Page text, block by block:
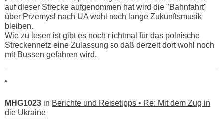
auf dieser Strecke aufgenommen hat wird die "Bahnfahrt"
über Przemysl nach UA wohl noch lange Zukunftsmusik
bleiben.
Wie zu lesen ist gibt es noch nichtmal für das polnische
Streckennetz eine Zulassung so daß derzeit dort wohl noch
mit Bussen gefahren wird.
“
MHG1023 in Berichte und Reisetipps • Re: Mit dem Zug in
die Ukraine